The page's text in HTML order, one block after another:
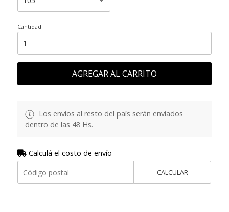
Cantidad
AGREGAR AL CARRITO
Los envíos al resto del país serán enviados
dentro de las 48 Hs.
Calculá el costo de envío
CALCULAR